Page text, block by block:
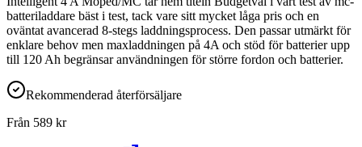
batteriladdare bäst i test, tack vare sitt mycket låga pris och en
oväntat avancerad 8-stegs laddningsprocess. Den passar utmärkt för
enklare behov men maxladdningen på 4A och stöd för batterier upp
till 120 Ah begränsar användningen för större fordon och batterier.
Rekommenderad återförsäljare
Från 589 kr